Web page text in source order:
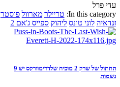
עדי פרל
In this category: טריילר מארוול פוסטר
זנדאיה לוני טונס ליהוק ספייס ג'אם 2
החתול של שרק 2 מוכיח שלדרימוורקס יש 9
נשמות